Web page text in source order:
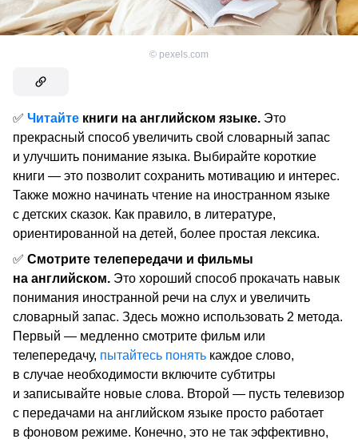
© pexels.com
✅ Читайте книги на английском языке. Это
прекрасный способ увеличить свой словарный запас
и улучшить понимание языка. Выбирайте короткие
книги — это позволит сохранить мотивацию и интерес.
Также можно начинать чтение на иностранном языке
с детских сказок. Как правило, в литературе,
ориентированной на детей, более простая лексика.
✅ Смотрите телепередачи и фильмы
на английском. Это хороший способ прокачать навык
понимания иностранной речи на слух и увеличить
словарный запас. Здесь можно использовать 2 метода.
Первый — медленно смотрите фильм или
телепередачу, пытайтесь понять каждое слово,
в случае необходимости включите субтитры
и записывайте новые слова. Второй — пусть телевизор
с передачами на английском языке просто работает
в фоновом режиме. Конечно, это не так эффективно,